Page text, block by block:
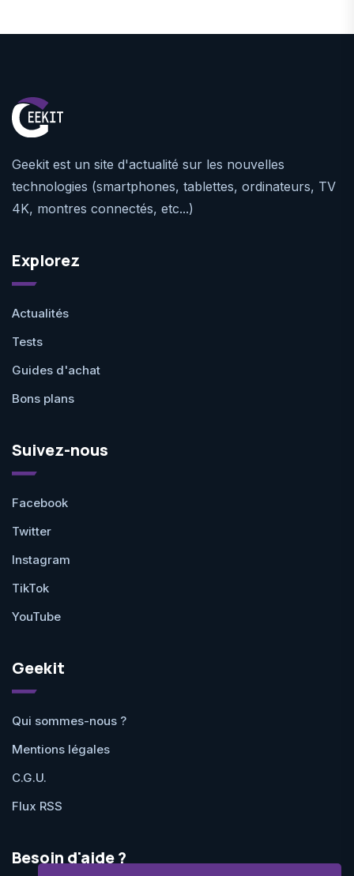
Geekit est un site d'actualité sur les nouvelles
technologies (smartphones, tablettes, ordinateurs, TV
4K, montres connectés, etc...)
Explorez
Actualités
Tests
Guides d'achat
Bons plans
Suivez-nous
Facebook
Twitter
Instagram
TikTok
YouTube
Geekit
Qui sommes-nous ?
Mentions légales
C.G.U.
Flux RSS
Besoin d'aide ?